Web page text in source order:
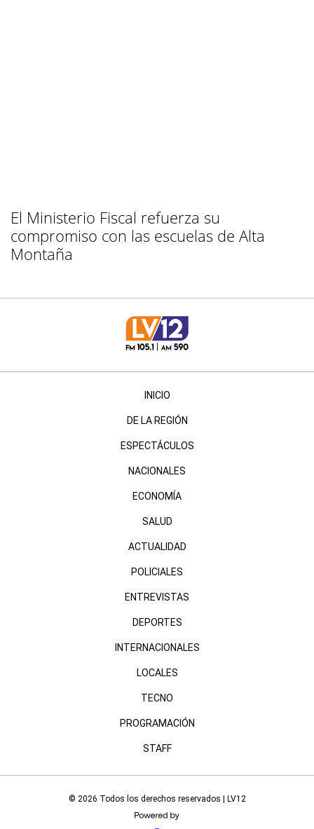
El Ministerio Fiscal refuerza su
compromiso con las escuelas de Alta
Montaña
INICIO
DE LA REGIÓN
ESPECTÁCULOS
NACIONALES
ECONOMÍA
SALUD
ACTUALIDAD
POLICIALES
ENTREVISTAS
DEPORTES
INTERNACIONALES
LOCALES
TECNO
PROGRAMACIÓN
STAFF
© 2026 Todos los derechos reservados | LV12